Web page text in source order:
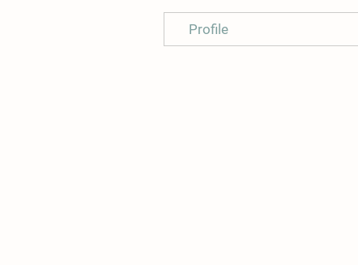
Profile